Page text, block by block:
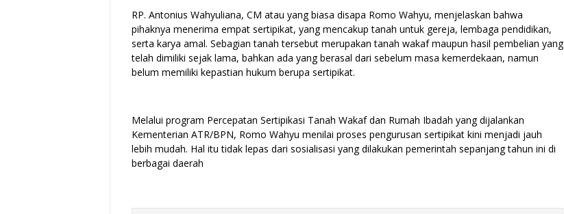
RP. Antonius Wahyuliana, CM atau yang biasa disapa Romo Wahyu, menjelaskan bahwa
pihaknya menerima empat sertipikat, yang mencakup tanah untuk gereja, lembaga pendidikan,
serta karya amal. Sebagian tanah tersebut merupakan tanah wakaf maupun hasil pembelian yang
telah dimiliki sejak lama, bahkan ada yang berasal dari sebelum masa kemerdekaan, namun
belum memiliki kepastian hukum berupa sertipikat.
Melalui program Percepatan Sertipikasi Tanah Wakaf dan Rumah Ibadah yang dijalankan
Kementerian ATR/BPN, Romo Wahyu menilai proses pengurusan sertipikat kini menjadi jauh
lebih mudah. Hal itu tidak lepas dari sosialisasi yang dilakukan pemerintah sepanjang tahun ini di
berbagai daerah